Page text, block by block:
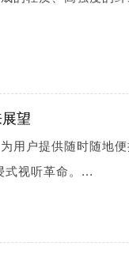
望
用户提供随时随地
式视听革命。...